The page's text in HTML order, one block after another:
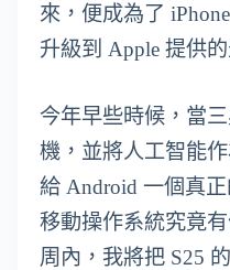
來，便成為了
升級到 Apple 提供
今年早些時候，當
機，並將人工智能
給 Android 一個真
移動操作系統究竟
周內，我將把 S25